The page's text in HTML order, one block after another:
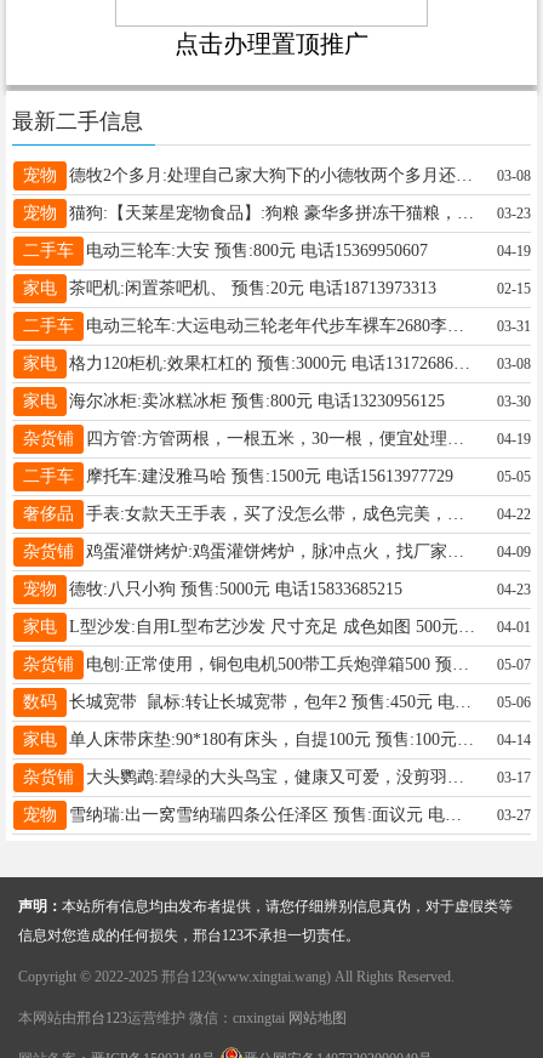
点击办理置顶推广
最新二手信息
宠物 德牧2个多月:处理自己家大狗下的小德牧两个多月还有一公一母280一只 预售:280一只元 电话15732919238 03-08
宠物 03-23
二手车 电动三轮车:大安 预售:800元 电话15369950607 04-19
家电 茶吧机:闲置茶吧机、 预售:20元 电话18713973313 02-15
二手车 电动三轮车:大运电动三轮老年代步车裸车2680李总19912006551 预售:2680元 电话19912006551 03-31
家电 格力120柜机:效果杠杠的 预售:3000元 电话13172686786 03-08
家电 海尔冰柜:卖冰糕冰柜 预售:800元 电话13230956125 03-30
杂货铺 04-19
二手车 摩托车:建没雅马哈 预售:1500元 电话15613977729 05-05
奢侈品 04-22
杂货铺 04-09
宠物 德牧:八只小狗 预售:5000元 电话15833685215 04-23
家电 L型沙发:自用L型布艺沙发 尺寸充足 成色如图 500元急出 同城自提 预售:500元 电话18003192009 04-01
杂货铺 05-07
数码 长城宽带 鼠标:转让长城宽带，包年2 预售:450元 电话15531969183 05-06
家电 单人床带床垫:90*180有床头，自提100元 预售:100元 电话13931957533 04-14
杂货铺 03-17
宠物 雪纳瑞:出一窝雪纳瑞四条公任泽区 预售:面议元 电话18622823428 03-27
声明： 本站所有信息均由发布者提供，请您仔细辨别信息真伪，对于虚假类等
信息对您造成的任何损失，邢台123不承担一切责任。
Copyright © 2022-2025 邢台123(www.xingtai.wang) All Rights Reserved.
本网站由邢台123运营维护 微信：cnxingtai 网站地图